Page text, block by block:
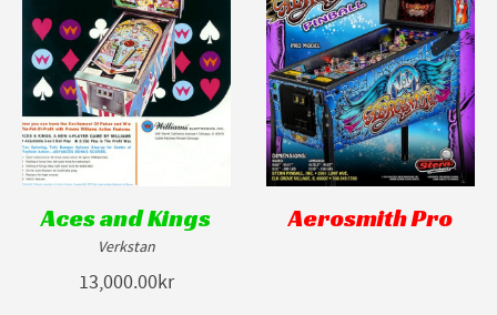
Aces and Kings
Verkstan
13,000.00kr
Aerosmith Pro